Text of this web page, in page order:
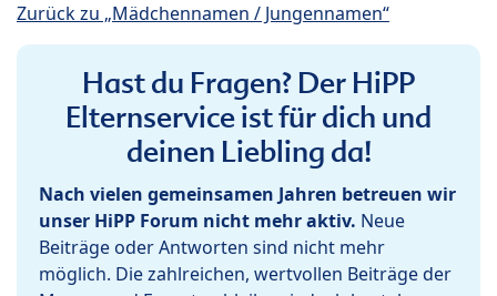
Zurück zu „Mädchennamen / Jungennamen“
Hast du Fragen? Der HiPP
Elternservice ist für dich und
deinen Liebling da!
Nach vielen gemeinsamen Jahren betreuen wir
unser HiPP Forum nicht mehr aktiv. Neue
Beiträge oder Antworten sind nicht mehr
möglich. Die zahlreichen, wertvollen Beiträge der